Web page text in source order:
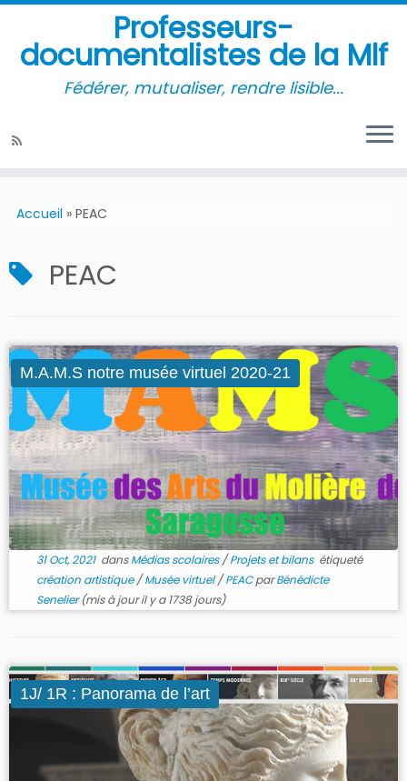
Professeurs-
documentalistes de la Mlf
Fédérer, mutualiser, rendre lisible...
Accueil » PEAC
PEAC
M.A.M.S notre musée virtuel 2020-21
31 Oct, 2021dansMédias scolaires/Projets et bilans étiqueté
création artistique/Musée virtuel/PEACparBénédicte
Senelier(mis à jour il y a 1738 jours)
1J/ 1R : Panorama de l’art